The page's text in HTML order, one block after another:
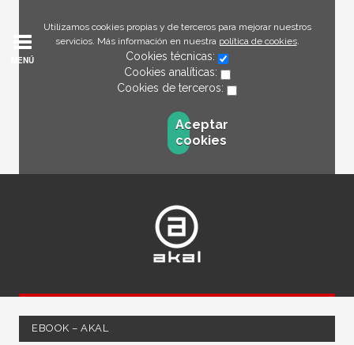
Utilizamos cookies propias y de terceros para mejorar nuestros
servicios. Más información en nuestra política de cookies.
Cookies técnicas:
Cookies analíticas:
Cookies de terceros:
Aceptar
cookies
MENÚ
EBOOK – AKAL